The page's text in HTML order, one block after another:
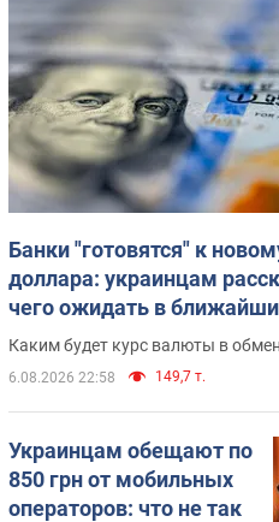
Банки "готовятся" к
доллара: украинцам
чего ожидать в
Каким будет курс валюты в
6.08.2026 22:58 149,7 т.
Украинцам обещают по
850 грн от мобильных
операторов: что не так